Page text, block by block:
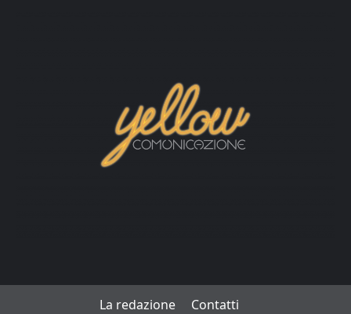
La redazione Contatti